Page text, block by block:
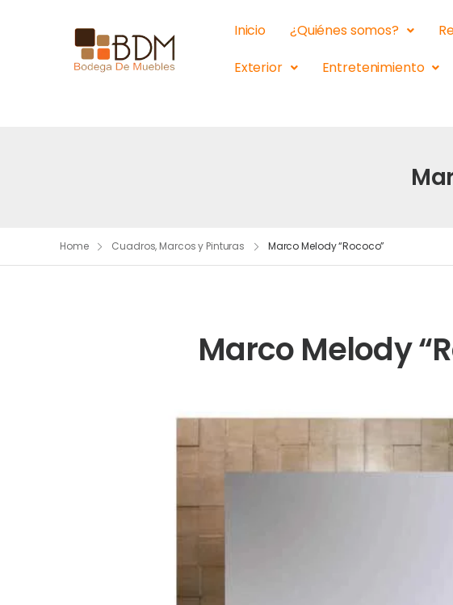
Inicio ¿Quiénes somos?
Exterior
Entretenimiento
Home Cuadros, Marcos y Pinturas Marco Melody “Rococo”
Marco Melody